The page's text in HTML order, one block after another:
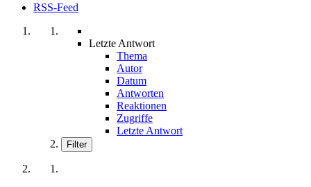
RSS-Feed
Letzte Antwort
Thema
Autor
Datum
Antworten
Reaktionen
Zugriffe
Letzte Antwort
Filter